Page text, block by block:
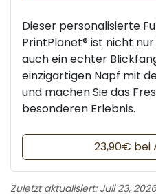
Dieser personalisierte
PrintPlanet® ist nicht
auch ein echter
einzigartigen Napf mit
und machen Sie das
besonderen Erlebnis.
23,90€ bei
Zuletzt aktualisiert: Juli 23,